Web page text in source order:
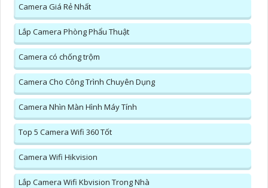
Camera Giá Rẻ Nhất
Lắp Camera Phòng Phẩu Thuật
Camera có chống trộm
Camera Cho Công Trình Chuyên Dụng
Camera Nhìn Màn Hình Máy Tính
Top 5 Camera Wifi 360 Tốt
Camera Wifi Hikvision
Lắp Camera Wifi Kbvision Trong Nhà